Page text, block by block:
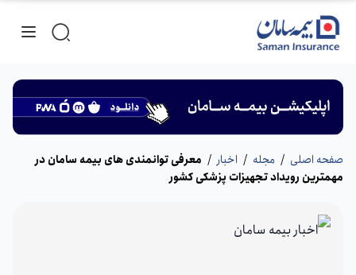
صفحه اصلی / مجله / اخبار / معرفی توانمندی های بیمه سامان در
مهمترین رویداد تجهیزات پزشکی کشور